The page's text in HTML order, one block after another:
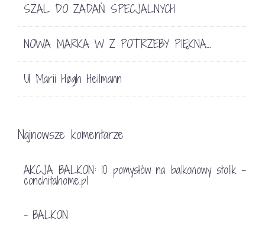
SZAL DO ZADAŃ SPECJALNYCH
NOWA MARKA W Z POTRZEBY PIĘKNA…
U Marii Høgh Heilmann
Najnowsze komentarze
AKCJA BALKON: 10 pomysłów na balkonowy stolik -
conchitahome.pl
- BALKON